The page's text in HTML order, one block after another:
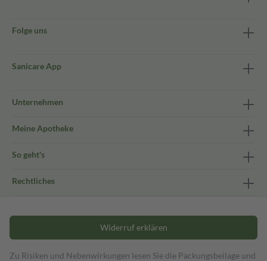
Folge uns
Sanicare App
Unternehmen
Meine Apotheke
So geht's
Rechtliches
Widerruf erklären
Zu Risiken und Nebenwirkungen lesen Sie die Packungsbeilage und